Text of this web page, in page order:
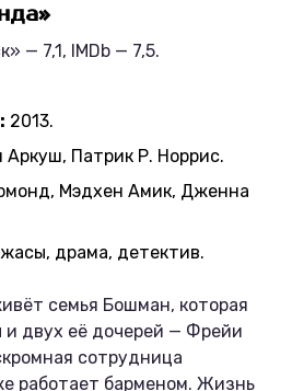
— 7,1, IMDb — 7,5.
2013.
Аркуш, Патрик Р. Норрис.
Мэдхен Амик, Дженна
драма, детектив.
семья Бошман, которая
двух её дочерей — Фрейи
сотрудница
работает барменом. Жизнь